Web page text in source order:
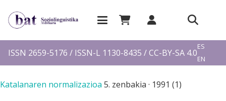
ISSN 2659-5176 / ISSN-L 1130-8435 / CC-BY-SA 4.0
ES
EN
Katalanaren normalizazioa 5. zenbakia · 1991 (1)